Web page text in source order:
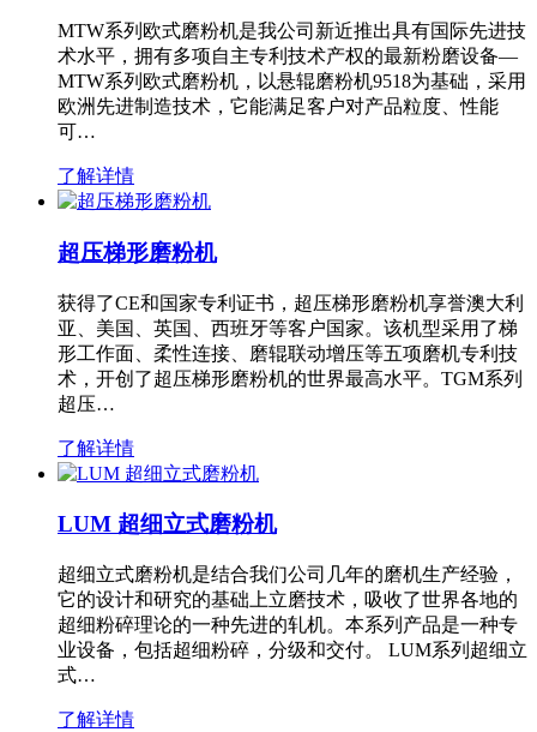
MTW系列欧式磨粉机是我公司新近推出具有国际先进技
术水平，拥有多项自主专利技术产权的最新粉磨设备—
MTW系列欧式磨粉机，以悬辊磨粉机9518为基础，采用
欧洲先进制造技术，它能满足客户对产品粒度、性能
可…
了解详情
超压梯形磨粉机
获得了CE和国家专利证书，超压梯形磨粉机享誉澳大利
亚、美国、英国、西班牙等客户国家。该机型采用了梯
形工作面、柔性连接、磨辊联动增压等五项磨机专利技
术，开创了超压梯形磨粉机的世界最高水平。TGM系列
超压…
了解详情
LUM 超细立式磨粉机
超细立式磨粉机是结合我们公司几年的磨机生产经验，
它的设计和研究的基础上立磨技术，吸收了世界各地的
超细粉碎理论的一种先进的轧机。本系列产品是一种专
业设备，包括超细粉碎，分级和交付。 LUM系列超细立
式…
了解详情